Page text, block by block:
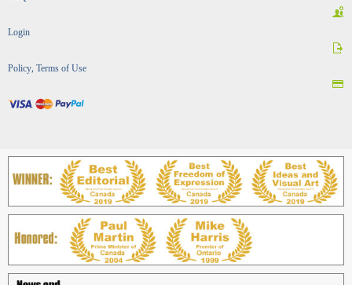
Login
Policy, Terms of Use